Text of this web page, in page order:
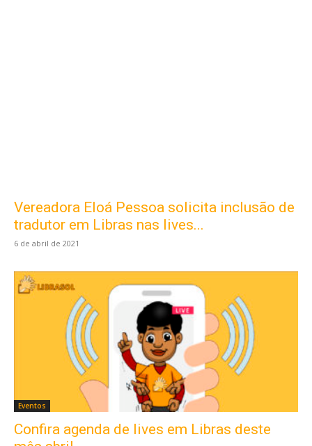
Vereadora Eloá Pessoa solicita inclusão de
tradutor em Libras nas lives...
6 de abril de 2021
Eventos
Confira agenda de lives em Libras deste
Este site usa cookies para garantir que você